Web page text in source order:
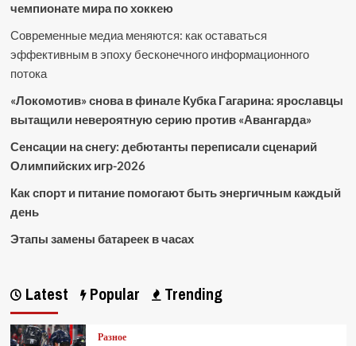
чемпионате мира по хоккею
Современные медиа меняются: как оставаться
эффективным в эпоху бесконечного информационного
потока
«Локомотив» снова в финале Кубка Гагарина: ярославцы
вытащили невероятную серию против «Авангарда»
Сенсации на снегу: дебютанты переписали сценарий
Олимпийских игр-2026
Как спорт и питание помогают быть энергичным каждый
день
Этапы замены батареек в часах
Latest Popular Trending
Разное